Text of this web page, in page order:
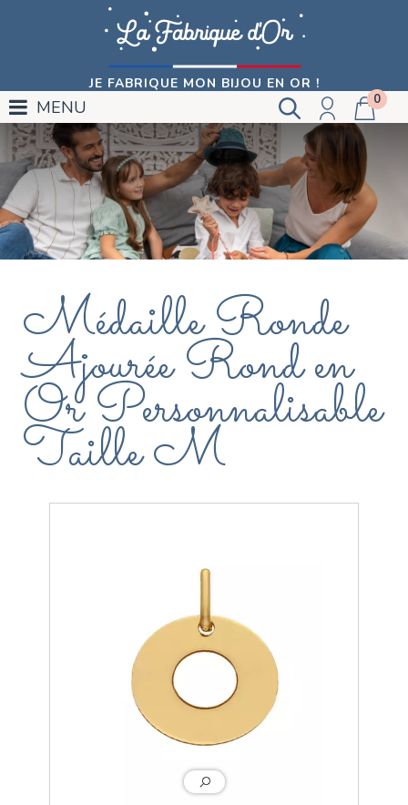
JE FABRIQUE MON BIJOU EN OR !
0
MENU
Médaille Ronde
Ajourée Rond en
Or Personnalisable
Taille M